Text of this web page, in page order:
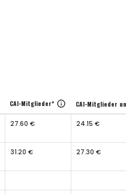
CAI-Mitglieder* info CAI-Mitglieder
27.60 € 24.15 €
31.20 € 27.30 €